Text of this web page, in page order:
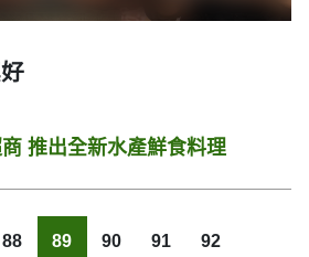
推出全新水產鮮食料理
88 89 90 91 92